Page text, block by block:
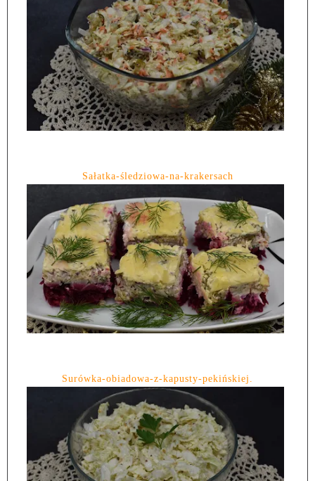
Sałatka-śledziowa-na-krakersach
Surówka-obiadowa-z-kapusty-pekińskiej.